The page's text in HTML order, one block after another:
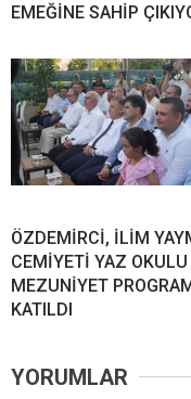
EMEĞİNE SAHİP
ÖZDEMİRCİ, İLİM
CEMİYETİ YAZ OKULU
MEZUNİYET
KATILDI
YORUMLAR